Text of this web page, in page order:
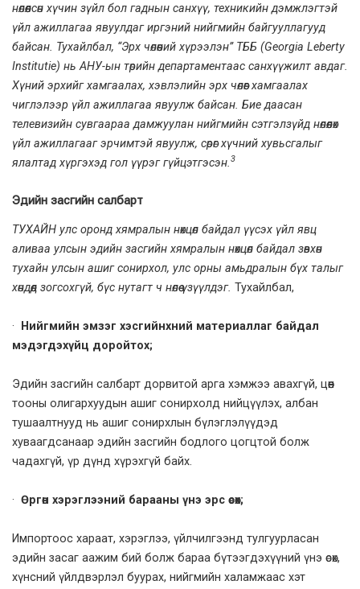
нөлөөлсөн хүчин зүйл бол гаднын санхүү, техникийн дэмжлэгтэй
үйл ажиллагаа явуулдаг иргэний нийгмийн байгууллагууд
байсан. Тухайлбал, “Эрх чөлөөний хүрээлэн” ТББ (Georgia Leberty
Institutie) нь АНУ-ын төрийн департаментаас санхүүжилт авдаг.
Хүний эрхийг хамгаалах, хэвлэлийн эрх чөлөөг хамгаалах
чиглэлээр үйл ажиллагаа явуулж байсан. Бие даасан
телевизийн сувгаараа дамжуулан нийгмийн сэтгэлзүйд нөлөөлөх
үйл ажиллагааг эрчимтэй явуулж, сөрөг хүчний хувьсгалыг
ялалтад хүргэхэд гол үүрэг гүйцэтгэсэн.3
Эдийн засгийн салбарт
ТУХАЙН улс оронд хямралын нөхцөл байдал үүсэх үйл явц
аливаа улсын эдийн засгийн хямралын нөхцөл байдал зөвхөн
тухайн улсын ашиг сонирхол, улс орны амьдралын бүх талыг
хөндөөд зогсохгүй, бүс нутагт ч нөлөө үзүүлдэг. Тухайлбал,
· Н ийгмийн эмзэг хэсгийнхний материаллаг байдал
мэдэгдэхүйц доройтох;
Эдийн засгийн салбарт дорвитой арга хэмжээ авахгүй, цөөн
тооны олигархуудын ашиг сонирхолд нийцүүлэх, албан
тушаалтнууд нь ашиг сонирхлын бүлэглэлүүдэд
хуваагдсанаар эдийн засгийн бодлого цогцтой болж
чадахгүй, үр дүнд хүрэхгүй байх.
· Өргөн хэрэглээний барааны үнэ эрс өсөх;
Импортоос хараат, хэрэглээ, үйлчилгээнд тулгуурласан
эдийн засаг аажим бий болж бараа бүтээгдэхүүний үнэ өсөх,
хүнсний үйлдвэрлэл буурах, нийгмийн халамжаас хэт